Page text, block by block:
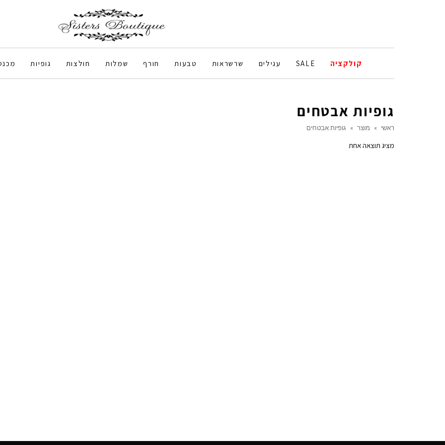
קולקציה SALE עגילים שרשראות טבעות חורף שמלות חולצות גופיות
גופיות אבטחים
ראשי » מוצר » גופיות אבטחים
מציג תוצאה אחת